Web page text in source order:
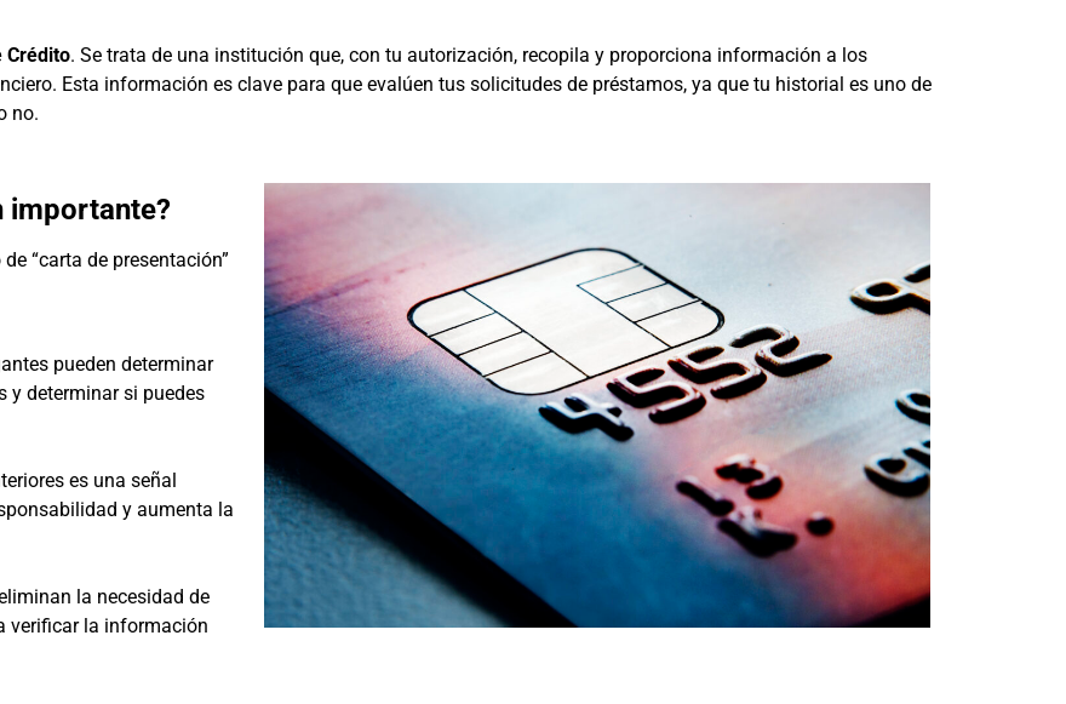
Crédito. Se trata de una institución que, con tu autorización, recopila y proporciona información a los
Esta información es clave para que evalúen tus solicitudes de préstamos, ya que tu historial es uno de
no.
importante?
“carta de presentación”
pueden determinar
y determinar si puedes
es una señal
y aumenta la
la necesidad de
verificar la información